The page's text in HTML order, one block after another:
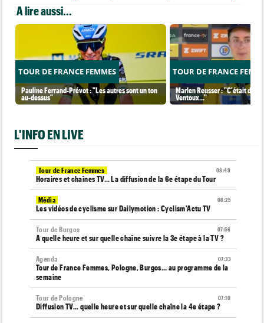
A lire aussi...
TOUR DE FRANCE FEMMES
Pauline Ferrand-Prévot : "Les autres sont un ton
au-dessus"
TOUR DE FRANCE
Marlen Reusser : "C'était
Ventoux..."
L'INFO EN LIVE
08:49
Tour de France Femmes
Horaires et chaînes TV… La diffusion de la 6e étape du Tour
08:25
Média
Les vidéos de cyclisme sur Dailymotion : Cyclism'Actu TV
07:56
Tour de Burgos
A quelle heure et sur quelle chaîne suivre la 3e étape à la TV ?
07:33
Agenda
Tour de France Femmes, Pologne, Burgos… au programme de la
semaine
07:10
Tour de Pologne
Diffusion TV... quelle heure et sur quelle chaîne la 4e étape ?